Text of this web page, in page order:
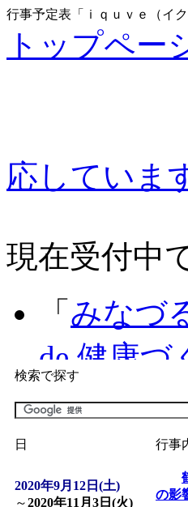
行事予定表「ｉｑｕｖｅ（イク
トップペー
応していま
現在受付中
「 みなづ
de 健康づ
「子育て
間：
「皆鶴姫
検索で探す
日 行事
2020年9月12日(土)
～2020年11月3日(火)
の影